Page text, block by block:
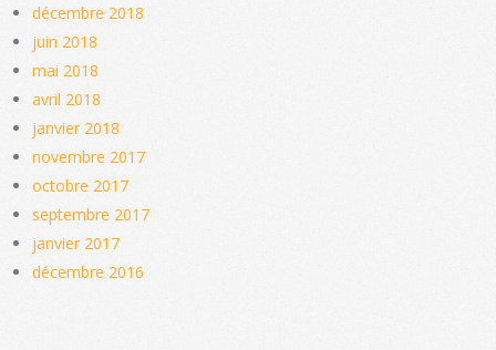
décembre 2018
juin 2018
mai 2018
avril 2018
janvier 2018
novembre 2017
octobre 2017
septembre 2017
janvier 2017
décembre 2016